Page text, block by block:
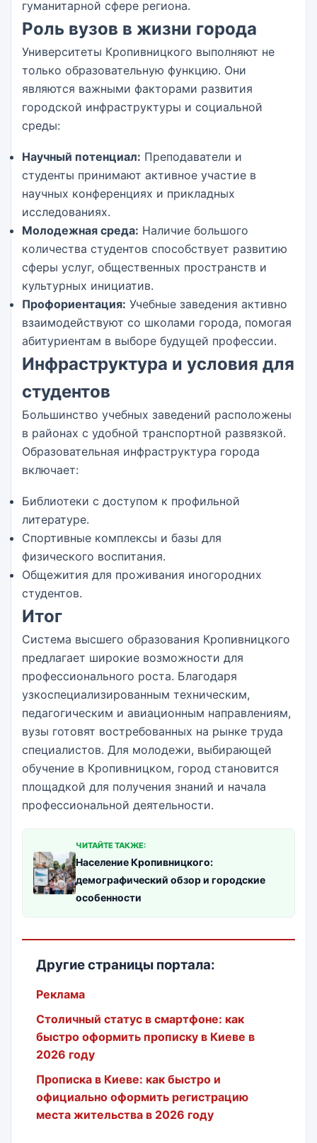
гуманитарной сфере региона.
Роль вузов в жизни города
Университеты Кропивницкого выполняют не
только образовательную функцию. Они
являются важными факторами развития
городской инфраструктуры и социальной
среды:
Научный потенциал: Преподаватели и
студенты принимают активное участие в
научных конференциях и прикладных
исследованиях.
Молодежная среда: Наличие большого
количества студентов способствует развитию
сферы услуг, общественных пространств и
культурных инициатив.
Профориентация: Учебные заведения активно
взаимодействуют со школами города, помогая
абитуриентам в выборе будущей профессии.
Инфраструктура и условия для
студентов
Большинство учебных заведений расположены
в районах с удобной транспортной развязкой.
Образовательная инфраструктура города
включает:
Библиотеки с доступом к профильной
литературе.
Спортивные комплексы и базы для
физического воспитания.
Общежития для проживания иногородних
студентов.
Итог
Система высшего образования Кропивницкого
предлагает широкие возможности для
профессионального роста. Благодаря
узкоспециализированным техническим,
педагогическим и авиационным направлениям,
вузы готовят востребованных на рынке труда
специалистов. Для молодежи, выбирающей
обучение в Кропивницком, город становится
площадкой для получения знаний и начала
профессиональной деятельности.
ЧИТАЙТЕ ТАКЖЕ:
Население Кропивницкого:
демографический обзор и городские
особенности
Другие страницы портала:
Реклама
Столичный статус в смартфоне: как
быстро оформить прописку в Киеве в
2026 году
Прописка в Киеве: как быстро и
официально оформить регистрацию
места жительства в 2026 году